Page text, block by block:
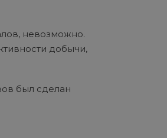
невозможно.
добычи,
был сделан